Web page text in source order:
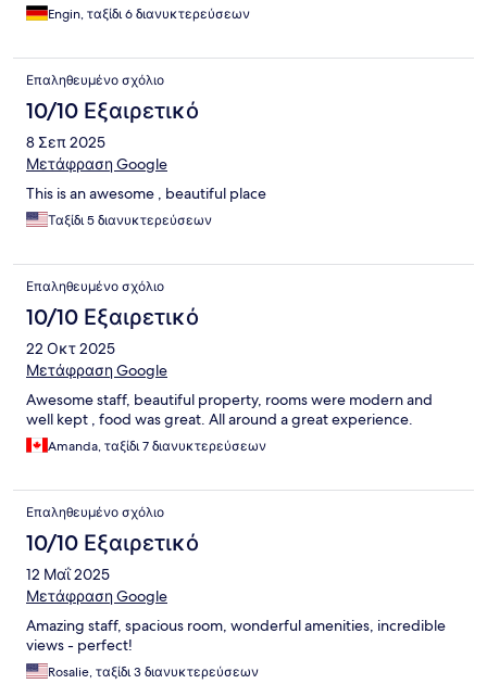
Engin, ταξίδι 6 διανυκτερεύσεων
Επαληθευμένο σχόλιο
10/10 Εξαιρετικό
8 Σεπ 2025
Μετάφραση Google
This is an awesome , beautiful place
Ταξίδι 5 διανυκτερεύσεων
Επαληθευμένο σχόλιο
10/10 Εξαιρετικό
22 Οκτ 2025
Μετάφραση Google
Awesome staff, beautiful property, rooms were modern and
well kept , food was great. All around a great experience.
Amanda, ταξίδι 7 διανυκτερεύσεων
Επαληθευμένο σχόλιο
10/10 Εξαιρετικό
12 Μαΐ 2025
Μετάφραση Google
Amazing staff, spacious room, wonderful amenities, incredible
views - perfect!
Rosalie, ταξίδι 3 διανυκτερεύσεων